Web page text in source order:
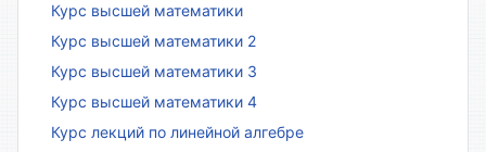
Курс высшей математики
Курс высшей математики 2
Курс высшей математики 3
Курс высшей математики 4
Курс лекций по линейной алгебре